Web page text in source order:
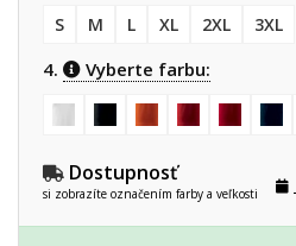
S
M L XL 2XL 3XL
4. Vyberte farbu:
Dostupnosť
si zobrazíte označením farby a veľkosti